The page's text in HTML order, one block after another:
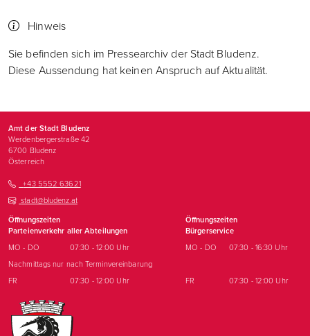
Hinweis
Sie befinden sich im Pressearchiv der Stadt Bludenz.
Diese Aussendung hat keinen Anspruch auf Aktualität.
Amt der Stadt Bludenz
Werdenbergerstraße 42
6700 Bludenz
Österreich
+43 5552 63621
stadt@bludenz.at
Öffnungszeiten
Parteienverkehr aller Abteilungen
Öffnungszeiten
Bürgerservice
MO - DO 07:30 - 12:00 Uhr MO - DO
07:30 - 16:30 Uhr
Nachmittags nur nach Terminvereinbarung
FR
07:30 - 12:00 Uhr FR 07:30 - 12:00 Uhr